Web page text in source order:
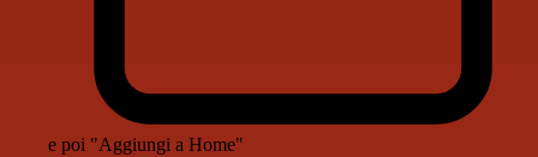
e poi "Aggiungi a Home"